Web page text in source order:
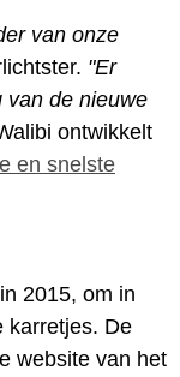
van onze
"Er
van de nieuwe
ontwikkelt
en snelste
2015, om in
karretjes. De
website van het